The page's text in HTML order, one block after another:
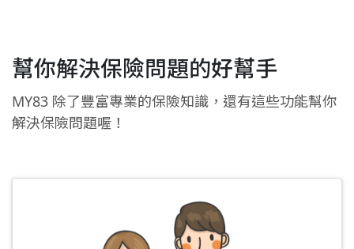
幫你解決保險問題的好幫手
MY83 除了豐富專業的保險知識，還有這些功能幫你
解決保險問題喔！